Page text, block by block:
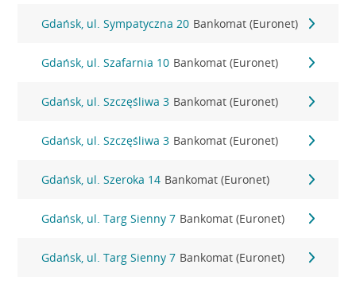
Gdańsk, ul. Sympatyczna 20 Bankomat (Euronet)
Gdańsk, ul. Szafarnia 10 Bankomat (Euronet)
Gdańsk, ul. Szczęśliwa 3 Bankomat (Euronet)
Gdańsk, ul. Szczęśliwa 3 Bankomat (Euronet)
Gdańsk, ul. Szeroka 14 Bankomat (Euronet)
Gdańsk, ul. Targ Sienny 7 Bankomat (Euronet)
Gdańsk, ul. Targ Sienny 7 Bankomat (Euronet)